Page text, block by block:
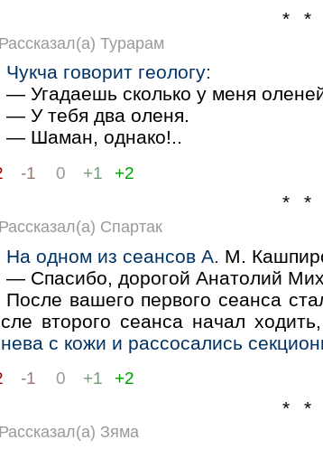
* *
Рассказал(а) Турарам
Чукча говорит геологу:
— Угадаешь сколько у меня
— У тебя два оленя.
— Шаман, однако!..
-1 0 +1 +2
* *
Рассказал(а) Спартак
На одном из сеансов А.
М.
— Спасибо, дорогой Анатолий
После вашего первого сеанса
второго сеанса начал
с кожи и рассосались
-1 0 +1 +2
* *
Рассказал(а) Зяма